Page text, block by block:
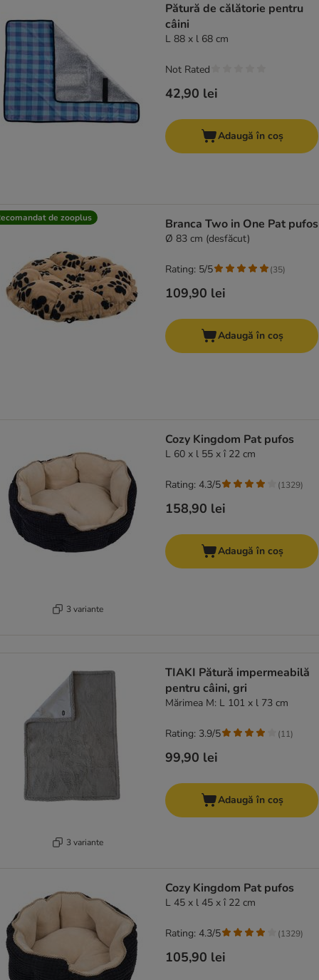
Pătură de călătorie pentru
câini
L 88 x l 68 cm
42,90 lei
Not Rated
Adaugă în coș
de zooplus Branca Two in One Pat pufos
Ø 83 cm (desfăcut)
109,90 lei
Rating: 5/5 (35)
Adaugă în coș
3 variante
Cozy Kingdom Pat pufos
L 60 x l 55 x î 22 cm
158,90 lei
Rating: 4.3/5 (1329)
Adaugă în coș
3 variante
TIAKI Pătură impermeabilă
pentru câini, gri
Mărimea M: L 101 x l 73 cm
99,90 lei
Rating: 3.9/5 (11)
Adaugă în coș
Cozy Kingdom Pat pufos
L 45 x l 45 x î 22 cm
105,90 lei
Rating: 4.3/5 (1329)